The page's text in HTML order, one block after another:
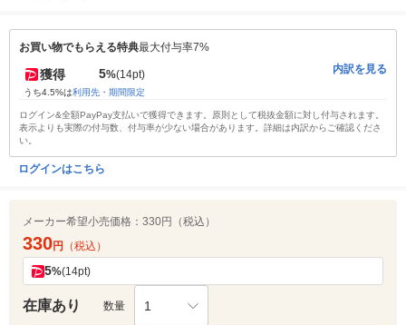
お買い物でもらえる特典最大付与率7%
獲得 5%(14pt)
うち4.5%は利用先・期間限定
内訳を見る
ログイン&全額PayPay支払いで獲得できます。原則として税抜金額に対し付与されます。
表示よりも実際の付与数、付与率が少ない場合があります。詳細は内訳からご確認くださ
い。
ログインはこちら
メーカー希望小売価格： 330円（税込）
330円 （税込）
5%(14pt)
在庫あり 数量 1